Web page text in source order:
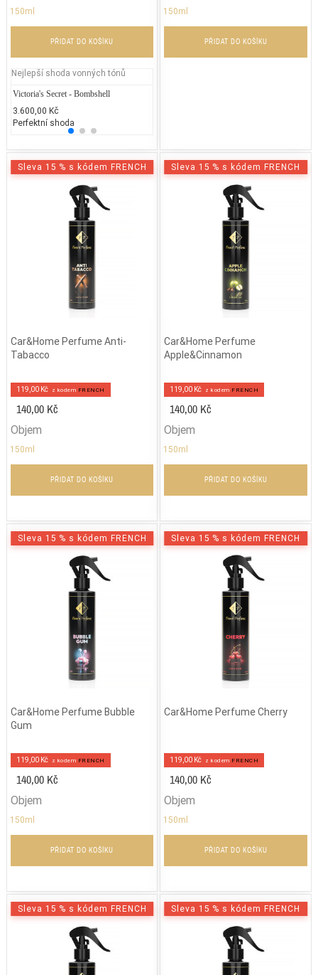
150ml
PŘIDAT DO KOŠÍKU
Nejlepší shoda vonných tónů
Victoria's Secret - Bombshell
3.600,00 Kč
Perfektní shoda
150ml
PŘIDAT DO KOŠÍKU
Sleva 15 % s kódem FRENCH
Car&Home Perfume Anti-
Tabacco
119,00 Kč z kodem FRENCH
140,00 Kč
Objem
150ml
PŘIDAT DO KOŠÍKU
Sleva 15 % s kódem FRENCH
Car&Home Perfume
Apple&Cinnamon
119,00 Kč z kodem FRENCH
140,00 Kč
Objem
150ml
PŘIDAT DO KOŠÍKU
Sleva 15 % s kódem FRENCH
Car&Home Perfume Bubble
Gum
119,00 Kč z kodem FRENCH
140,00 Kč
Objem
150ml
PŘIDAT DO KOŠÍKU
Sleva 15 % s kódem FRENCH
Car&Home Perfume Cherry
119,00 Kč z kodem FRENCH
140,00 Kč
Objem
150ml
PŘIDAT DO KOŠÍKU
Sleva 15 % s kódem FRENCH Sleva 15 % s kódem FRENCH